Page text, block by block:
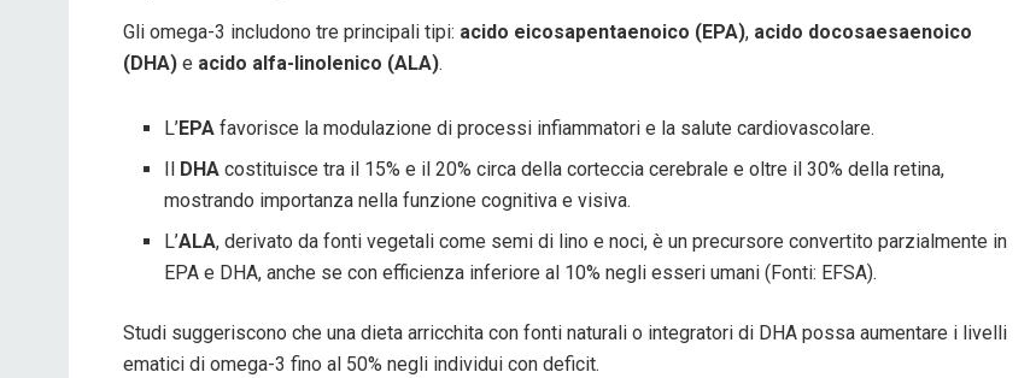
Gli omega-3 includono tre principali tipi: acido eicosapentaenoico (EPA), acido docosaesaenoico
(DHA) e acido alfa-linolenico (ALA).
L’EPA favorisce la modulazione di processi infiammatori e la salute cardiovascolare.
Il DHA costituisce tra il 15% e il 20% circa della corteccia cerebrale e oltre il 30% della retina,
mostrando importanza nella funzione cognitiva e visiva.
L’ALA, derivato da fonti vegetali come semi di lino e noci, è un precursore convertito parzialmente in
EPA e DHA, anche se con efficienza inferiore al 10% negli esseri umani (Fonti: EFSA).
Studi suggeriscono che una dieta arricchita con fonti naturali o integratori di DHA possa aumentare i livelli
ematici di omega-3 fino al 50% negli individui con deficit.